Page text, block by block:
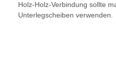
Holz-Holz-Verbindung sollte
Unterlegscheiben verwenden.